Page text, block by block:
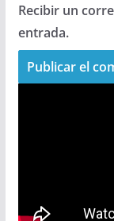
Recibir un
entrada.